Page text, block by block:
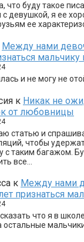
что буду такое
девушкой, я ее
ее
Между нами
и не могу не
к Никак не
от любовницы
статью и
чтобы
с таким багажом.
все…
к Между нами
признаться
что я в
остальные